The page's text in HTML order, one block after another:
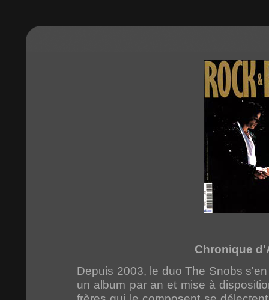
Chronique
Depuis 2003, le duo The Snobs
un album par an et mise à